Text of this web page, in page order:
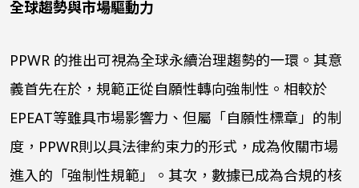
全球趨勢與市場驅動力
PPWR 的推出可視為全球永續治理趨勢的一環。其意
義首先在於，規範正從自願性轉向強制性。相較於
EPEAT等雖具市場影響力、但屬「自願性標章」的制
度， PPWR則以具法律約束力的形式，成為攸關市場
進入的「強制性規範」。其次，數據已成為合規的核